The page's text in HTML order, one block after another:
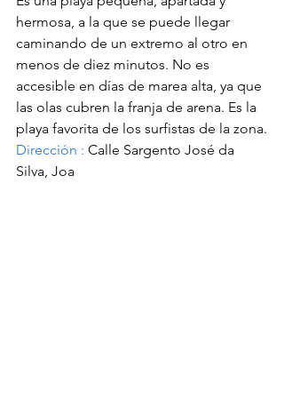
hermosa, a la que se puede llegar
caminando de un extremo al otro en
menos de diez minutos. No es
accesible en días de marea alta, ya que
las olas cubren la franja de arena. Es la
playa favorita de los surfistas de la zona.
Dirección : Calle Sargento José da
Silva, Joa